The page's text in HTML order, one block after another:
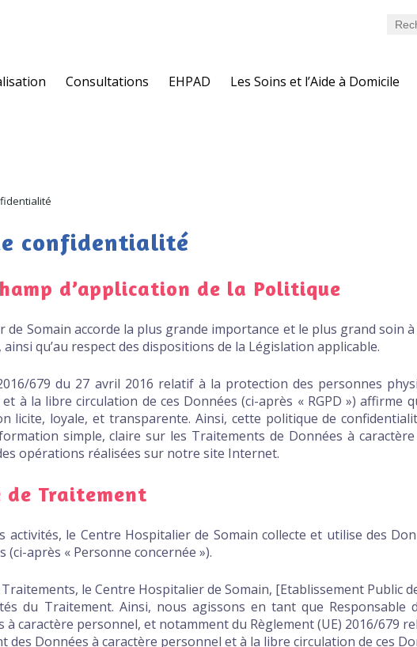
Consultations EHPAD Les Soins et l’Aide à Domicile
confidentialité
d’application de la Politique
de Somain accorde la plus grande importance et le plus grand soin
qu’au respect des dispositions de la Législation applicable.
679 du 27 avril 2016 relatif à la protection des personnes
à la libre circulation de ces Données (ci-après « RGPD ») affirme
licite, loyale, et transparente. Ainsi, cette politique de
simple, claire sur les Traitements de Données à
opérations réalisées sur notre site Internet.
de Traitement
activités, le Centre Hospitalier de Somain collecte et utilise des
(ci-après « Personne concernée »).
le Centre Hospitalier de Somain, [Etablissement Public
du Traitement. Ainsi, nous agissons en tant que Responsable
à caractère personnel, et notamment du Règlement (UE) 2016/679
des Données à caractère personnel et à la libre circulation de ces